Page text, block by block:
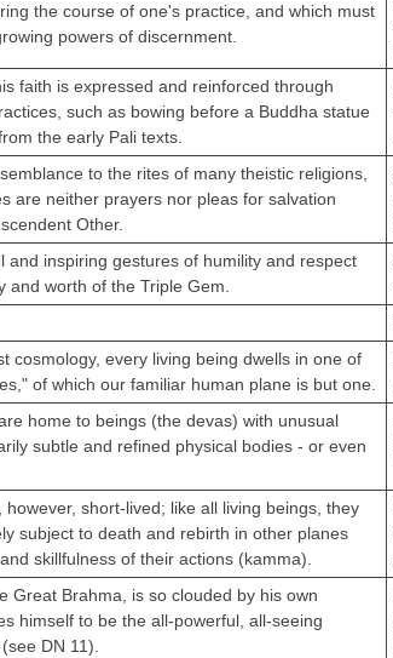
the course of one's practice, and which must
powers of discernment.
faith is expressed and reinforced through
such as bowing before a Buddha statue
the early Pali texts.
to the rites of many theistic religions,
are neither prayers nor pleas for salvation
Other.
and inspiring gestures of humility and respect
and worth of the Triple Gem.
cosmology, every living being dwells in one of
of which our familiar human plane is but one.
home to beings (the devas) with unusual
subtle and refined physical bodies - or even
short-lived; like all living beings, they
subject to death and rebirth in other planes
skillfulness of their actions (kamma).
Great Brahma, is so clouded by his own
himself to be the all-powerful, all-seeing
DN 11).